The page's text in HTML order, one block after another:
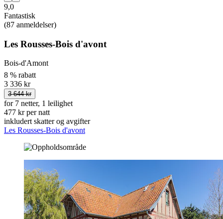
9,0
Fantastisk
(87 anmeldelser)
Les Rousses-Bois d'avont
Bois-d'Amont
8 % rabatt
3 336 kr
3 644 kr
for 7 netter, 1 leilighet
477 kr per natt
inkludert skatter og avgifter
Les Rousses-Bois d'avont